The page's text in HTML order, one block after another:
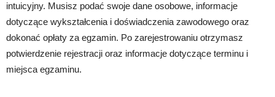
intuicyjny. Musisz podać swoje dane osobowe, informacje
dotyczące wykształcenia i doświadczenia zawodowego oraz
dokonać opłaty za egzamin. Po zarejestrowaniu otrzymasz
potwierdzenie rejestracji oraz informacje dotyczące terminu i
miejsca egzaminu.